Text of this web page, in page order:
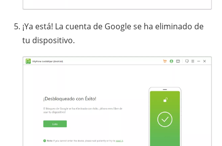
¡Ya está! La cuenta de Google se ha eliminado de
tu dispositivo.